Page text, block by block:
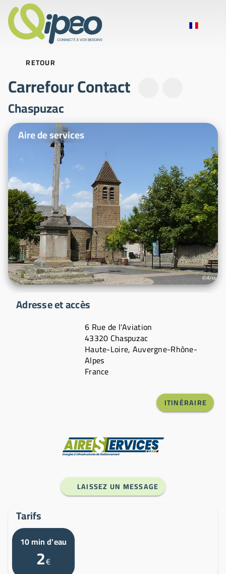
RETOUR
Carrefour Contact
Chaspuzac
Photos d'illustration
Aire de services
Adresse et accès
6 Rue de l'Aviation
43320 Chaspuzac
Haute-Loire, Auvergne-Rhône-
Alpes
France
ITINÉRAIRE
LAISSEZ UN MESSAGE
Tarifs
10 min d'eau
2€